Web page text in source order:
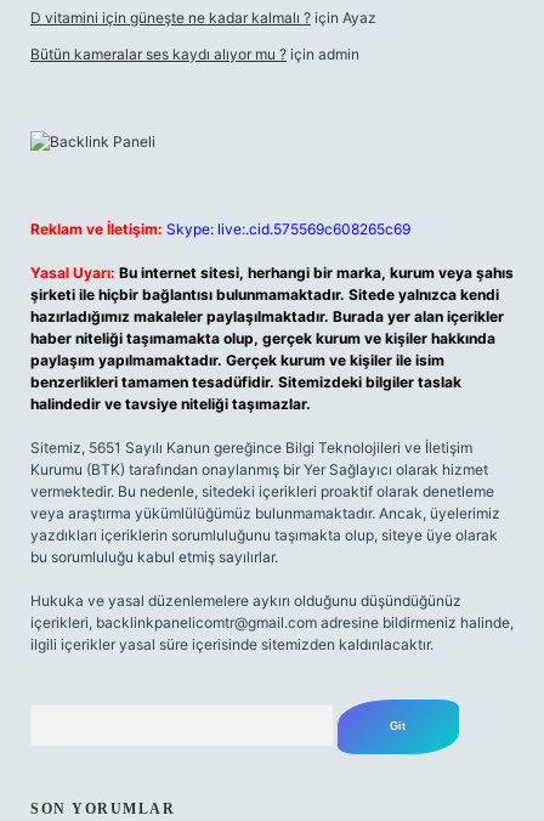
D vitamini için güneşte ne kadar kalmalı ? için Ayaz
Bütün kameralar ses kaydı alıyor mu ? için admin
Reklam ve İletişim: Skype: live:.cid.575569c608265c69
Yasal Uyarı: Bu internet sitesi, herhangi bir marka, kurum veya şahıs
şirketi ile hiçbir bağlantısı bulunmamaktadır. Sitede yalnızca kendi
hazırladığımız makaleler paylaşılmaktadır. Burada yer alan içerikler
haber niteliği taşımamakta olup, gerçek kurum ve kişiler hakkında
paylaşım yapılmamaktadır. Gerçek kurum ve kişiler ile isim
benzerlikleri tamamen tesadüfidir. Sitemizdeki bilgiler taslak
halindedir ve tavsiye niteliği taşımazlar.
Sitemiz, 5651 Sayılı Kanun gereğince Bilgi Teknolojileri ve İletişim
Kurumu (BTK) tarafından onaylanmış bir Yer Sağlayıcı olarak hizmet
vermektedir. Bu nedenle, sitedeki içerikleri proaktif olarak denetleme
veya araştırma yükümlülüğümüz bulunmamaktadır. Ancak, üyelerimiz
yazdıkları içeriklerin sorumluluğunu taşımakta olup, siteye üye olarak
bu sorumluluğu kabul etmiş sayılırlar.
Hukuka ve yasal düzenlemelere aykırı olduğunu düşündüğünüz
içerikleri, backlinkpanelicomtr@gmail.com adresine bildirmeniz halinde,
ilgili içerikler yasal süre içerisinde sitemizden kaldırılacaktır.
SON YORUMLAR